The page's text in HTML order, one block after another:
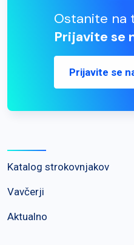
Ostanite na
Prijavite se
Prijavite se
Katalog strokovnjakov
Vavčerji
Aktualno